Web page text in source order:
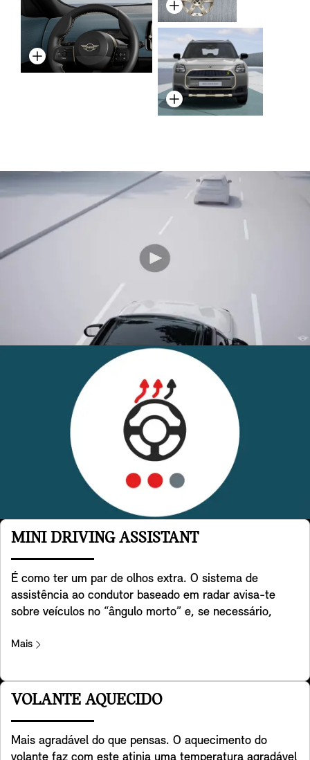
MINI DRIVING ASSISTANT
É como ter um par de olhos extra. O sistema de
assistência ao condutor baseado em radar avisa-te
sobre veículos no “ângulo morto” e, se necessário,
faixa de rodagem. Além disso, ajuda a detetar o tráfego
atrás com o teu MINI. Também ajuda a evitar colisões
traseiras, por exemplo, avisando o tráfego que se
avisa-te quando abres a porta para sair do teu MINI,
Mais
VOLANTE AQUECIDO
Mais agradável do que pensas. O aquecimento do